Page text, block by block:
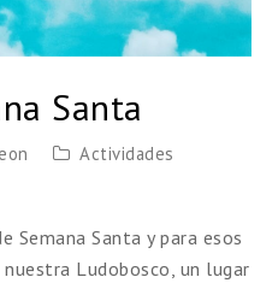
Santa
Actividades
Semana Santa y para esos
Ludobosco, un lugar